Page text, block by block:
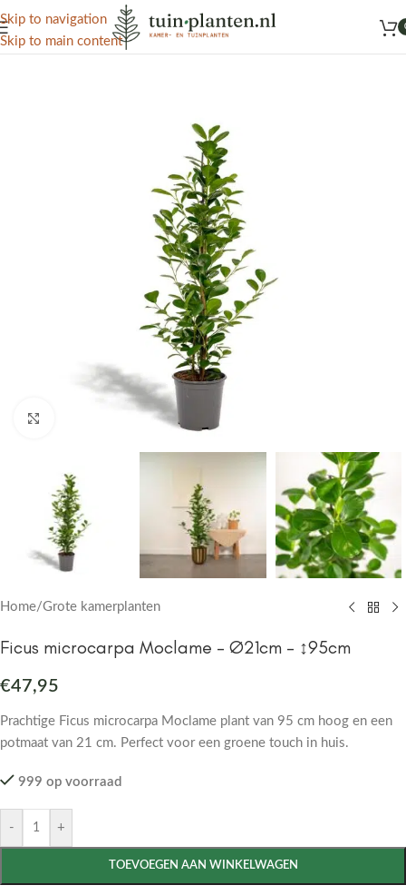
Skip to navigation
Skip to main content
Het grootste aanbod kamer- en tuinplanten
Home/Grote kamerplanten
Ficus microcarpa Moclame – Ø21cm – ↕95cm
€47,95
Prachtige Ficus microcarpa Moclame plant van 95 cm hoog en een
potmaat van 21 cm. Perfect voor een groene touch in huis.
999 op voorraad
- +
TOEVOEGEN AAN WINKELWAGEN